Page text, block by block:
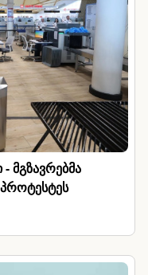
მგზავრებმა